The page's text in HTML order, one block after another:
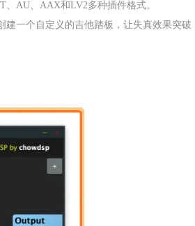
、AU、AAX和LV2多种插件格式。
建一个自定义的吉他踏板，让失真效果突破